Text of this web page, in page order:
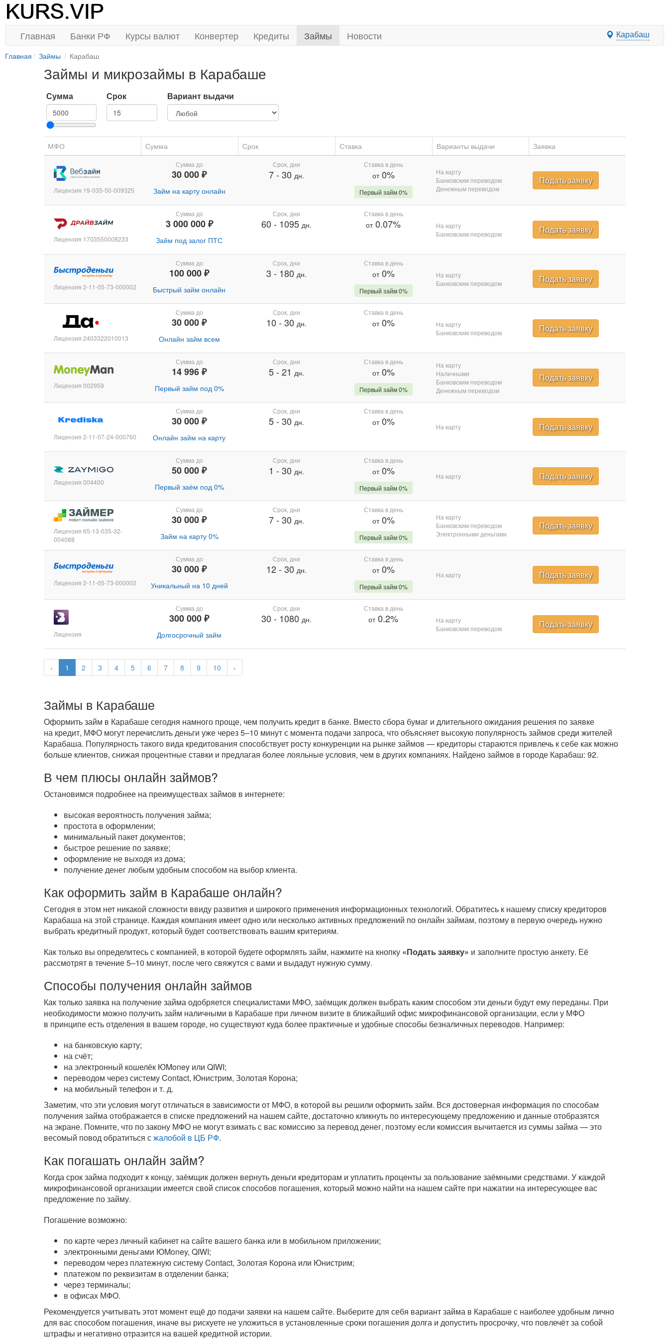
Главная Банки РФ Курсы валют Конвертер Кредиты Займы Новости Карабаш
Главная Займы Карабаш
Займы и микрозаймы в Карабаше
Сумма Срок Вариант выдачи
МФО Сумма Срок Ставка Варианты выдачи Заявка
‹ 1 2 3 4 5 6 7 8 9 10 ›
Лицензия 19-035-50-009325
Сумма до
30 000 ₽
Займ на карту онлайн
Срок, дни
7- 30 дн.
Ставка в день
от0%
Первый займ 0%
На карту
Банковским переводом
Денежным переводом
Подать заявку
Лицензия 1703550008233
Сумма до
3 000 000 ₽
Займ под залог ПТС
Срок, дни
60 - 1095 дн.
Ставка в день
от0.07%
На карту
Банковским переводом
Подать заявку
Лицензия 2-11-05-73-000002
Сумма до
100 000 ₽
Быстрый займ онлайн
Срок, дни
3 - 180 дн.
Ставка в день
от0%
Первый займ 0%
На карту
Банковским переводом
Подать заявку
Лицензия 2403322010013
Сумма до
30 000 ₽
Онлайн займ всем
Срок, дни
10 - 30 дн.
Ставка в день
от0%
На карту
Банковским переводом
Подать заявку
Лицензия 002959
Сумма до
14 996 ₽
Первый займ под 0%
Срок, дни
5- 21 дн.
Ставка в день
от0%
Первый займ 0%
На карту
Наличными
Банковским переводом
Денежным переводом
Подать заявку
Лицензия 2-11-07-24-000760
Сумма до
30 000 ₽
Онлайн займ на карту
Срок, дни
5- 30 дн.
Ставка в день
от0% На карту Подать заявку
Лицензия 004400
Сумма до
50 000 ₽
Первый заём под 0%
Срок, дни
1 - 30 дн.
Ставка в день
от0%
Первый займ 0%
На карту Подать заявку
Лицензия 65-13-035-32-
004088
Сумма до
30 000 ₽
Займ на карту 0%
Срок, дни
7- 30 дн.
Ставка в день
от0%
Первый займ 0%
На карту
Банковским переводом
Электронными деньгами
Подать заявку
Лицензия 2-11-05-73-000002
Сумма до
30 000 ₽
Уникальный на 10 дней
Срок, дни
12- 30 дн.
Ставка в день
от0%
Первый займ 0%
На карту Подать заявку
Лицензия
Сумма до
300 000 ₽
Долгосрочный займ
Срок, дни
30 - 1080 дн.
Ставка в день
от0.2%
На карту
Банковским переводом
Подать заявку
Займы в Карабаше
Оформить займ в Карабаше сегодня намного проще, чем получить кредит в банке. Вместо сбора бумаг и длительного ожидания решения по заявке
на кредит, МФО могут перечислить деньги уже через 5–10 минут с момента подачи запроса, что объясняет высокую популярность займов среди жителей
Карабаша. Популярность такого вида кредитования способствует росту конкуренции на рынке займов — кредиторы стараются привлечь к себе как можно
больше клиентов, снижая процентные ставки и предлагая более лояльные условия, чем в других компаниях. Найдено займов в городе Карабаш: 92.
В чем плюсы онлайн займов?
Остановимся подробнее на преимуществах займов в интернете:
высокая вероятность получения займа;
простота в оформлении;
минимальный пакет документов;
быстрое решение по заявке;
оформление не выходя из дома;
получение денег любым удобным способом на выбор клиента.
Как оформить займ в Карабаше онлайн?
Сегодня в этом нет никакой сложности ввиду развития и широкого применения информационных технологий. Обратитесь к нашему списку кредиторов
Карабаша на этой странице. Каждая компания имеет одно или несколько активных предложений по онлайн займам, поэтому в первую очередь нужно
выбрать кредитный продукт, который будет соответствовать вашим критериям.
Как только вы определитесь с компанией, в которой будете оформлять займ, нажмите на кнопку «Подать заявку» и заполните простую анкету. Её
рассмотрят в течение 5–10 минут, после чего свяжутся с вами и выдадут нужную сумму.
Способы получения онлайн займов
Как только заявка на получение займа одобряется специалистами МФО, заёмщик должен выбрать каким способом эти деньги будут ему переданы. При
необходимости можно получить займ наличными в Карабаше при личном визите в ближайший офис микрофинансовой организации, если у МФО
в принципе есть отделения в вашем городе, но существуют куда более практичные и удобные способы безналичных переводов. Например:
на банковскую карту;
на счёт;
на электронный кошелёк ЮMoney или QIWI;
переводом через систему Contact, Юнистрим, Золотая Корона;
на мобильный телефон и т. д.
Заметим, что эти условия могут отличаться в зависимости от МФО, в которой вы решили оформить займ. Вся достоверная информация по способам
получения займа отображается в списке предложений на нашем сайте, достаточно кликнуть по интересующему предложению и данные отобразятся
на экране. Помните, что по закону МФО не могут взимать с вас комиссию за перевод денег, поэтому если комиссия вычитается из суммы займа — это
весомый повод обратиться сжалобой в ЦБ РФ.
Как погашать онлайн займ?
Когда срок займа подходит к концу, заёмщик должен вернуть деньги кредиторам и уплатить проценты за пользование заёмными средствами. У каждой
микрофинансовой организации имеется свой список способов погашения, который можно найти на нашем сайте при нажатии на интересующее вас
предложение по займу.
Погашение возможно:
по карте через личный кабинет на сайте вашего банка или в мобильном приложении;
электронными деньгами ЮMoney, QIWI;
переводом через платежную систему Contact, Золотая Корона или Юнистрим;
платежом по реквизитам в отделении банка;
через терминалы;
в офисах МФО.
Рекомендуется учитывать этот момент ещё до подачи заявки на нашем сайте. Выберите для себя вариант займа в Карабаше с наиболее удобным лично
для вас способом погашения, иначе вы рискуете не уложиться в установленные сроки погашения долга и допустить просрочку, что повлечёт за собой
штрафы и негативно отразится на вашей кредитной истории.